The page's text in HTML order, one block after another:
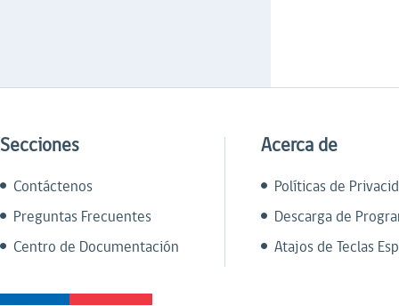
Secciones
Contáctenos
Preguntas Frecuentes
Centro de Documentación
Acerca de
Políticas de
Descarga de
Atajos de Teclas